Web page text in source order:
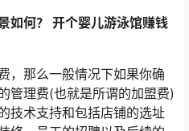
如何？ 开个婴儿游泳馆赚钱
，那么一般情况下如果你确
管理费(也就是所谓的加盟费)
技术支持和包括店铺的选址